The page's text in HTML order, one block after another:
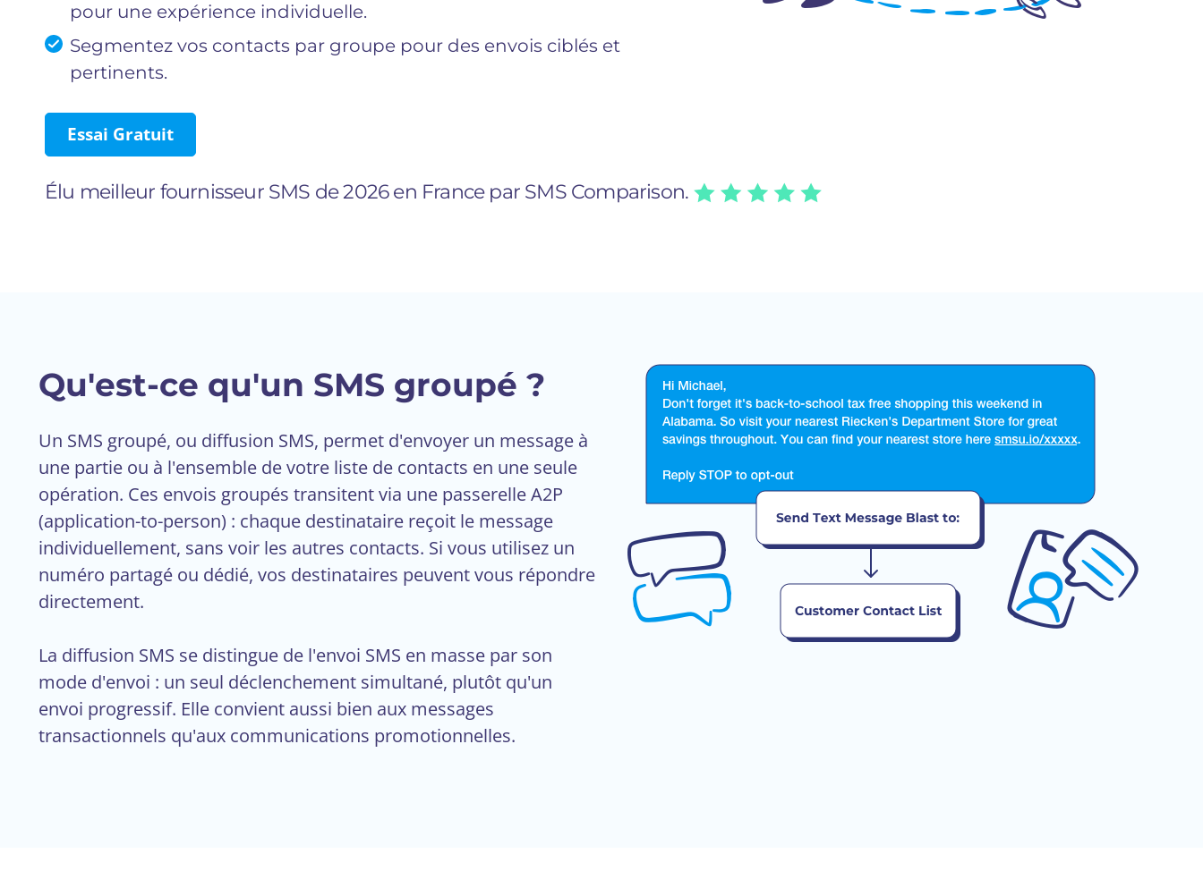
pour une expérience individuelle.
Segmentez vos contacts par groupe pour des envois ciblés et
pertinents.
Essai Gratuit
Élu meilleur fournisseur SMS de 2026 en France par SMS Comparison.
Qu'est-ce qu'un SMS groupé ?
Un SMS groupé, ou diffusion SMS, permet d'envoyer un message à
une partie ou à l'ensemble de votre liste de contacts en une seule
opération. Ces envois groupés transitent via une passerelle A2P
(application-to-person) : chaque destinataire reçoit le message
individuellement, sans voir les autres contacts. Si vous utilisez un
numéro partagé ou dédié, vos destinataires peuvent vous répondre
directement.
La diffusion SMS se distingue de l'envoi SMS en masse par son
mode d'envoi : un seul déclenchement simultané, plutôt qu'un
envoi progressif. Elle convient aussi bien aux messages
transactionnels qu'aux communications promotionnelles.